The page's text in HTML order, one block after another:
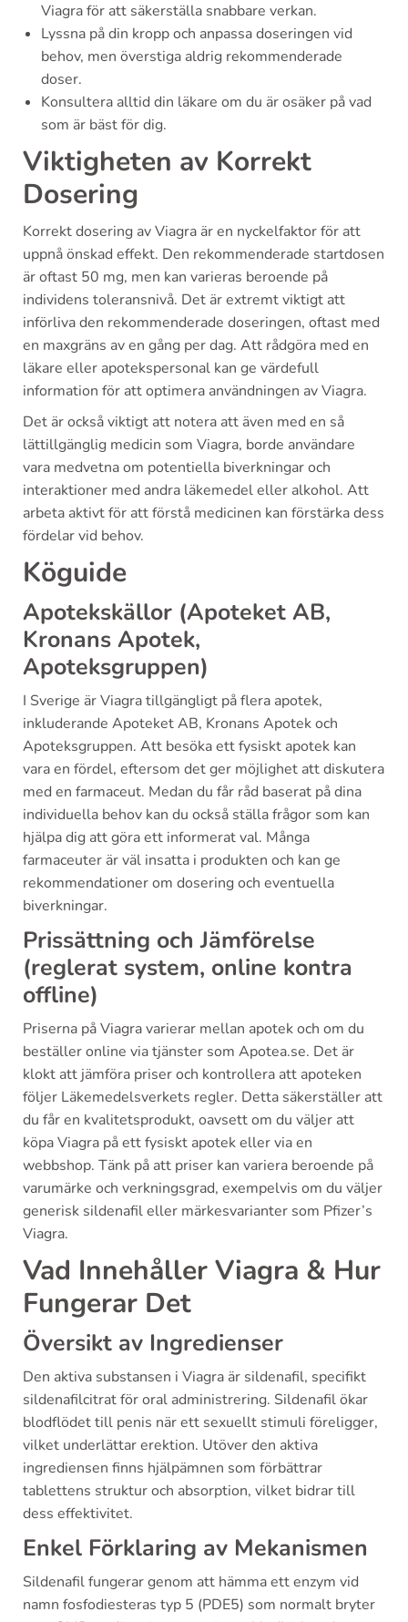
Viagra för att säkerställa snabbare verkan.
Lyssna på din kropp och anpassa doseringen vid
behov, men överstiga aldrig rekommenderade
doser.
Konsultera alltid din läkare om du är osäker på vad
som är bäst för dig.
Viktigheten av Korrekt
Dosering
Korrekt dosering av Viagra är en nyckelfaktor för att
uppnå önskad effekt. Den rekommenderade startdosen
är oftast 50 mg, men kan varieras beroende på
individens toleransnivå. Det är extremt viktigt att
införliva den rekommenderade doseringen, oftast med
en maxgräns av en gång per dag. Att rådgöra med en
läkare eller apotekspersonal kan ge värdefull
information för att optimera användningen av Viagra.
Det är också viktigt att notera att även med en så
lättillgänglig medicin som Viagra, borde användare
vara medvetna om potentiella biverkningar och
interaktioner med andra läkemedel eller alkohol. Att
arbeta aktivt för att förstå medicinen kan förstärka dess
fördelar vid behov.
Köguide
Apotekskällor (Apoteket AB,
Kronans Apotek,
Apoteksgruppen)
I Sverige är Viagra tillgängligt på flera apotek,
inkluderande Apoteket AB, Kronans Apotek och
Apoteksgruppen. Att besöka ett fysiskt apotek kan
vara en fördel, eftersom det ger möjlighet att diskutera
med en farmaceut. Medan du får råd baserat på dina
individuella behov kan du också ställa frågor som kan
hjälpa dig att göra ett informerat val. Många
farmaceuter är väl insatta i produkten och kan ge
rekommendationer om dosering och eventuella
biverkningar.
Prissättning och Jämförelse
(reglerat system, online kontra
offline)
Priserna på Viagra varierar mellan apotek och om du
beställer online via tjänster som Apotea.se. Det är
klokt att jämföra priser och kontrollera att apoteken
följer Läkemedelsverkets regler. Detta säkerställer att
du får en kvalitetsprodukt, oavsett om du väljer att
köpa Viagra på ett fysiskt apotek eller via en
webbshop. Tänk på att priser kan variera beroende på
varumärke och verkningsgrad, exempelvis om du väljer
generisk sildenafil eller märkesvarianter som Pfizer’s
Viagra.
Vad Innehåller Viagra & Hur
Fungerar Det
Översikt av Ingredienser
Den aktiva substansen i Viagra är sildenafil, specifikt
sildenafilcitrat för oral administrering. Sildenafil ökar
blodflödet till penis när ett sexuellt stimuli föreligger,
vilket underlättar erektion. Utöver den aktiva
ingrediensen finns hjälpämnen som förbättrar
tablettens struktur och absorption, vilket bidrar till
dess effektivitet.
Enkel Förklaring av Mekanismen
Sildenafil fungerar genom att hämma ett enzym vid
namn fosfodiesteras typ 5 (PDE5) som normalt bryter